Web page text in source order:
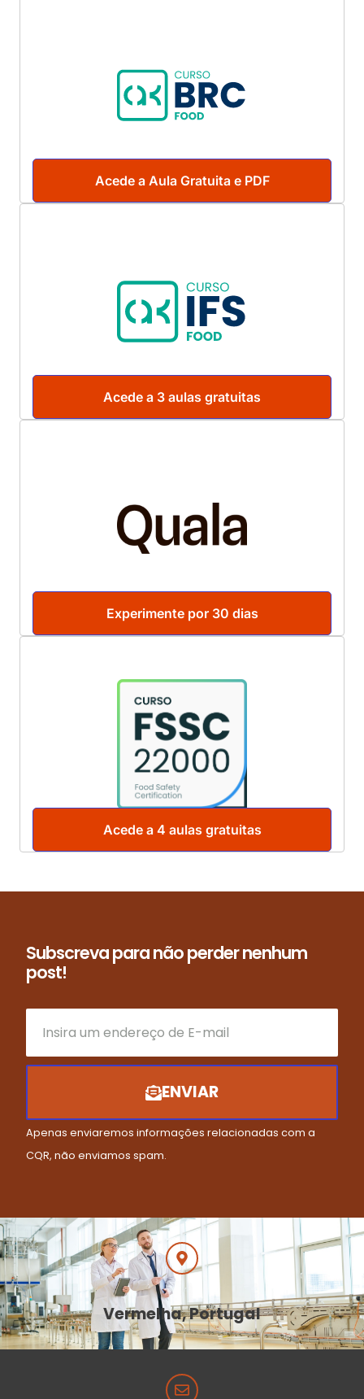
Acede a Aula Gratuita e PDF
Acede a 3 aulas gratuitas
Experimente por 30 dias
Acede a 4 aulas gratuitas
Subscreva para não perder nenhum
post!
ENVIAR
Apenas enviaremos informações relacionadas com a
CQR, não enviamos spam.
Vermelha, Portugal